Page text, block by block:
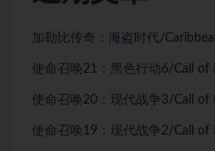
加勒比传奇：海盗时代/
使命召唤21：黑色行动6/Call of
使命召唤20：现代战争3/Call of
使命召唤19：现代战争2/Call of